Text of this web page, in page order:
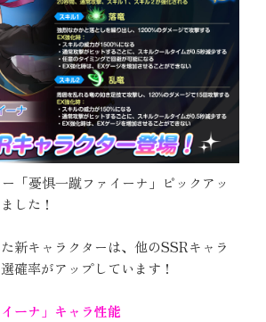
「憂惧一蹴ファイーナ」ピックアッ
した！
新キャラクターは、他のSSRキャラ
確率がアップしています！
ーナ」キャラ性能